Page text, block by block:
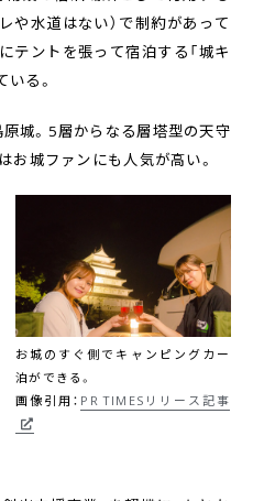
や水道はない）で制約があって
テントを張って宿泊する「城キ
る。
原城。5層からなる層塔型の天守
お城ファンにも人気が高い。
お城のすぐ側でキャンピングカー
泊ができる。
画像引用： PR TIMESリリース記事